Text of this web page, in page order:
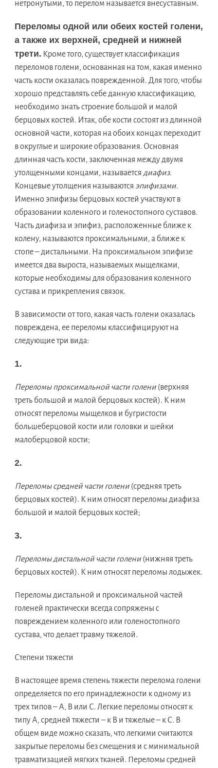
нетронутыми, то перелом называется внесуставным.
Переломы одной или обеих костей голени,
а также их верхней, средней и нижней
трети. Кроме того, существует классификация
переломов голени, основанная на том, какая именно
часть кости оказалась поврежденной. Для того, чтобы
хорошо представлять себе данную классификацию,
необходимо знать строение большой и малой
берцовых костей. Итак, обе кости состоят из длинной
основной части, которая на обоих концах переходит
в округлые и широкие образования. Основная
длинная часть кости, заключенная между двумя
утолщенными концами, называется диафиз.
Концевые утолщения называются эпифизами.
Именно эпифизы берцовых костей участвуют в
образовании коленного и голеностопного суставов.
Часть диафиза и эпифиз, расположенные ближе к
колену, называются проксимальными, а ближе к
стопе – дистальными. На проксимальном эпифизе
имеется два выроста, называемых мыщелками,
которые необходимы для образования коленного
сустава и прикрепления связок.
В зависимости от того, какая часть голени оказалась
повреждена, ее переломы классифицируют на
следующие три вида:
1.
Переломы проксимальной части голени (верхняя
треть большой и малой берцовых костей). К ним
относят переломы мыщелков и бугристости
большеберцовой кости или головки и шейки
малоберцовой кости;
2.
Переломы средней части голени (средняя треть
берцовых костей). К ним относят переломы диафиза
большой и малой берцовых костей;
3.
Переломы дистальной части голени (нижняя треть
берцовых костей). К ним относят переломы лодыжек.
Переломы дистальной и проксимальной частей
голеней практически всегда сопряжены с
повреждением коленного или голеностопного
сустава, что делает травму тяжелой.
Степени тяжести
В настоящее время степень тяжести перелома голени
определяется по его принадлежности к одному из
трех типов – А, В или С. Легкие переломы относят к
типу А, средней тяжести – к В и тяжелые – к С. В
общем виде можно сказать, что легкими считаются
закрытые переломы без смещения и с минимальной
травматизацией мягких тканей. Переломы средней